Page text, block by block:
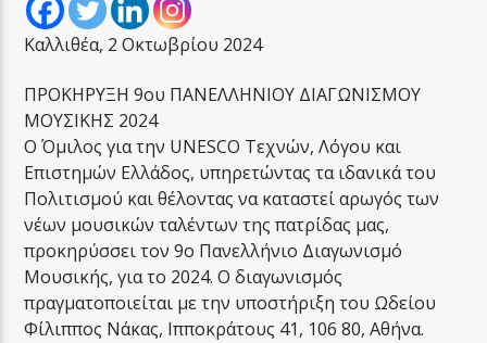
Καλλιθέα, 2 Οκτωβρίου 2024
ΠΡΟΚΗΡΥΞΗ 9ου ΠΑΝΕΛΛΗΝΙΟΥ ΔΙΑΓΩΝΙΣΜΟΥ
ΜΟΥΣΙΚΗΣ 2024
Ο Όμιλος για την UNESCO Τεχνών, Λόγου και
Επιστημών Ελλάδος, υπηρετώντας τα ιδανικά του
Πολιτισμού και θέλοντας να καταστεί αρωγός των
νέων μουσικών ταλέντων της πατρίδας μας,
προκηρύσσει τον 9ο Πανελλήνιο Διαγωνισμό
Μουσικής, για το 2024. Ο διαγωνισμός
πραγματοποιείται με την υποστήριξη του Ωδείου
Φίλιππος Νάκας, Ιπποκράτους 41, 106 80, Αθήνα.